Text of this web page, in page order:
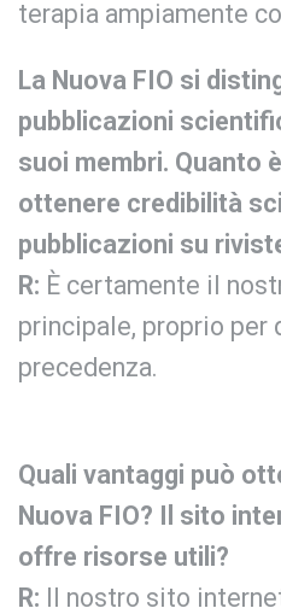
terapia ampiamente
La Nuova FIO si
pubblicazioni
suoi membri. Quanto
ottenere credibilità
pubblicazioni su
R: È certamente il
principale, proprio per
precedenza.
Quali vantaggi può
Nuova FIO? Il sito
offre risorse utili?
R: Il nostro sito